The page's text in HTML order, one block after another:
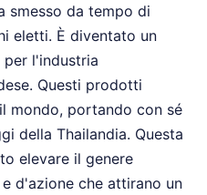
smesso da tempo di
eletti. È diventato un
l'industria
Questi prodotti
mondo, portando con sé
della Thailandia. Questa
elevare il genere
d'azione che attirano un